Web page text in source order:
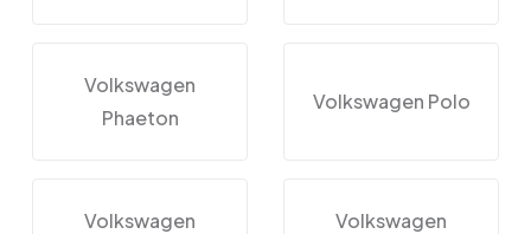
Volkswagen
Phaeton
Volkswagen Polo
Volkswagen
Volkswagen